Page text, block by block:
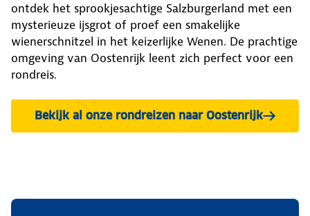
ontdek het sprookjesachtige Salzburgerland met een
mysterieuze ijsgrot of proef een smakelijke
wienerschnitzel in het keizerlijke Wenen. De prachtige
omgeving van Oostenrijk leent zich perfect voor een
rondreis.
Bekijk al onze rondreizen naar Oostenrijk